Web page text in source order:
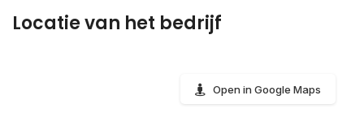
Locatie van het bedrijf
Open in Google Maps